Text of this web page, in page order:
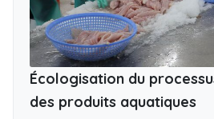
Écologisation du
des produits aquatiques